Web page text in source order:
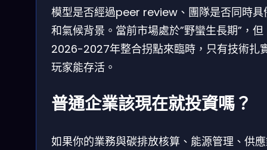
模型是否經過peer review、團隊是否同時具
和氣候背景。當前市場處於”野蠻生長期”，但
2026-2027年整合拐點來臨時，只有技術扎
玩家能存活。
普通企業該現在就投資嗎？
如果你的業務與碳排放核算、能源管理、供